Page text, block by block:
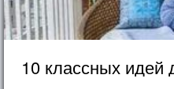
10 классных идей